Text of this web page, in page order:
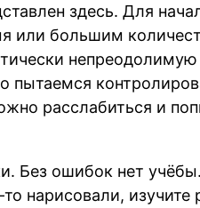
здесь. Для
или большим
расслабиться и
Без ошибок нет
нарисовали, изучите
NEWS ///